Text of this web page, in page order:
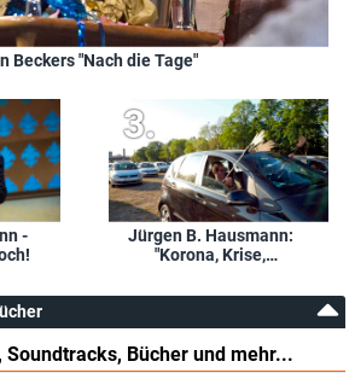
Beckers "Nach die Tage"
-
Jürgen B. Hausmann:
"Korona, Krise,
Soundtracks, Bücher und mehr...